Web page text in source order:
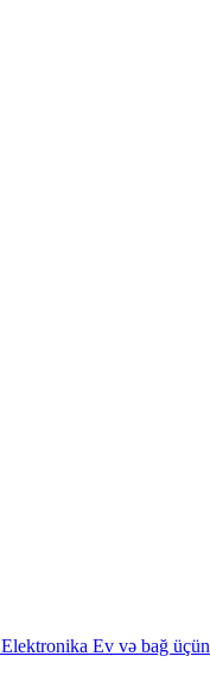
Elektronika Ev və bağ üçün